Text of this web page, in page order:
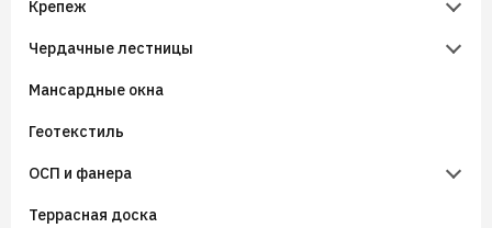
Фасадные панели Tecos Brickwork
Инструменты для металлического водостока
Каменная вата IZOTERM
Утеплители KNAUF
Ленты уплотнительные для сэндвич-панелей (ТСП)
Бутиловые ленты
Аэроэлементы
Уплотнители кровельные
Гидроизоляция примыканий
Крепеж
Крепёж кровельный
Крепёж фасадный
Чердачные лестницы
Чердачные лестницы Fakro
Чердачные лестницы Docke
Мансардные окна
Геотекстиль
ОСП и фанера
Фанера
Террасная доска